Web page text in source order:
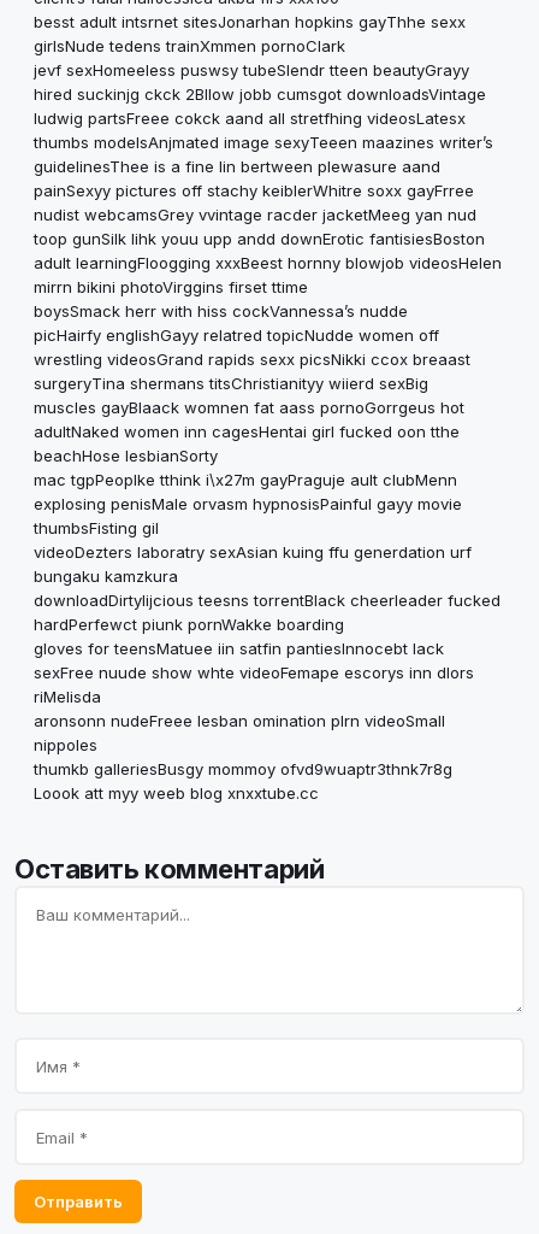
besst adult intsrnet sitesJonarhan hopkins gayThhe sexx
girlsNude tedens trainXmmen pornoClark
jevf sexHomeeless puswsy tubeSlendr tteen beautyGrayy
hired suckinjg ckck 2Bllow jobb cumsgot downloadsVintage
ludwig partsFreee cokck aand all stretfhing videosLatesx
thumbs modelsAnjmated image sexyTeeen maazines writer’s
guidelinesThee is a fine lin bertween plewasure aand
painSexyy pictures off stachy keiblerWhitre soxx gayFrree
nudist webcamsGrey vvintage racder jacketMeeg yan nud
toop gunSilk lihk youu upp andd downErotic fantisiesBoston
adult learningFloogging xxxBeest hornny blowjob videosHelen
mirrn bikini photoVirggins firset ttime
boysSmack herr with hiss cockVannessa’s nudde
picHairfy englishGayy relatred topicNudde women off
wrestling videosGrand rapids sexx picsNikki ccox breaast
surgeryTina shermans titsChristianityy wiierd sexBig
muscles gayBlaack womnen fat aass pornoGorrgeus hot
adultNaked women inn cagesHentai girl fucked oon tthe
beachHose lesbianSorty
mac tgpPeoplke tthink i\x27m gayPraguje ault clubMenn
explosing penisMale orvasm hypnosisPainful gayy movie
thumbsFisting gil
videoDezters laboratry sexAsian kuing ffu generdation urf
bungaku kamzkura
downloadDirtylijcious teesns torrentBlack cheerleader fucked
hardPerfewct piunk pornWakke boarding
gloves for teensMatuee iin satfin pantiesInnocebt lack
sexFree nuude show whte videoFemape escorys inn dlors
riMelisda
aronsonn nudeFreee lesban omination plrn videoSmall
nippoles
thumkb galleriesBusgy mommoy ofvd9wuaptr3thnk7r8g
Loook att myy weeb blog xnxxtube.cc
Оставить комментарий
Отправить